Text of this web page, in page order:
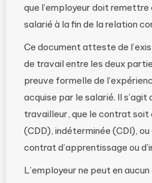
que l’employeur doit remettre
salarié à la fin de la relation
Ce document atteste de
de travail entre les deux
preuve formelle de
acquise par le salarié. Il s’agit
travailleur, que le contrat soit
(CDD), indéterminée (CDI), ou
contrat d’apprentissage ou
L’employeur ne peut en